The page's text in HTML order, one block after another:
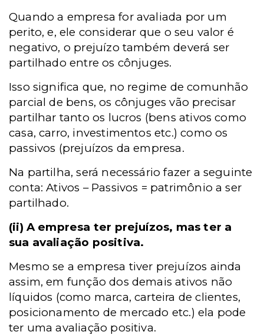
Quando a empresa for avaliada por um
perito, e, ele considerar que o seu valor é
negativo, o prejuízo também deverá ser
partilhado entre os cônjuges.
Isso significa que, no regime de comunhão
parcial de bens, os cônjuges vão precisar
partilhar tanto os lucros (bens ativos como
casa, carro, investimentos etc.) como os
passivos (prejuízos da empresa.
Na partilha, será necessário fazer a seguinte
conta: Ativos – Passivos = patrimônio a ser
partilhado.
(ii) A empresa ter prejuízos, mas ter a
sua avaliação positiva.
Mesmo se a empresa tiver prejuízos ainda
assim, em função dos demais ativos não
líquidos (como marca, carteira de clientes,
posicionamento de mercado etc.) ela pode
ter uma avaliação positiva.